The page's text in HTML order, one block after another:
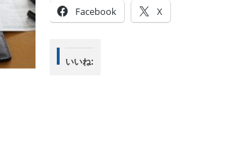
Facebook X
いいね: